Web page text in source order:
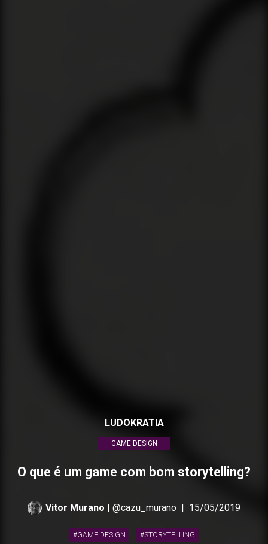
LUDOKRATIA
GAME DESIGN
O que é um game com bom storytelling?
Vitor Murano | @cazu_murano | 15/05/2019
#GAME DESIGN #STORYTELLING